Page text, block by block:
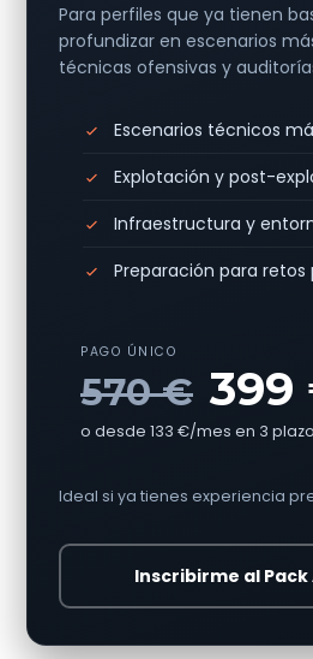
Para perfiles que ya tienen
profundizar en escenarios
técnicas ofensivas y
Escenarios técnicos
Explotación y post-
Infraestructura y
Preparación para retos
PAGO ÚNICO
570 € 399
o desde 133 €/mes en 3 plazos
Ideal si ya tienes experiencia
Inscribirme al